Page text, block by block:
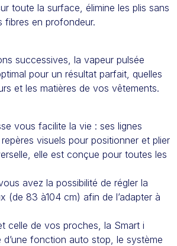
toute la surface, élimine les plis sans
en profondeur.
successives, la vapeur pulsée
pour un résultat parfait, quelles
et les matières de vos vêtements.
vous facilite la vie : ses lignes
visuels pour positionner et plier
elle est conçue pour toutes les
avez la possibilité de régler la
(de 83 à104 cm) afin de l’adapter à
celle de vos proches, la Smart i
d’une fonction auto stop, le système